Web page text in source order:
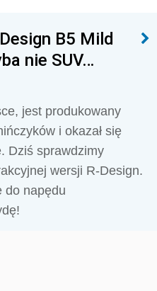
B5 Mild
nie SUV…
jest produkowany
i okazał się
Dziś sprawdzimy
wersji R-Design.
do napędu